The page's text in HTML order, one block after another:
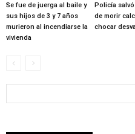
Se fue de juerga al baile y
sus hijos de 3 y 7 años
murieron al incendiarse la
vivienda
Policía
de morir
chocar